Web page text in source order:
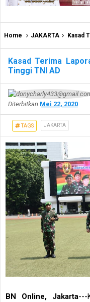
Home JAKARTA Kasad
Kasad Terima
Tinggi TNI AD
Diterbitkan Mei 22, 2020
TAGS JAKARTA
BN Online, Jakarta---